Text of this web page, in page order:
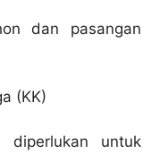
dan pasangan
(KK)
diperlukan untuk